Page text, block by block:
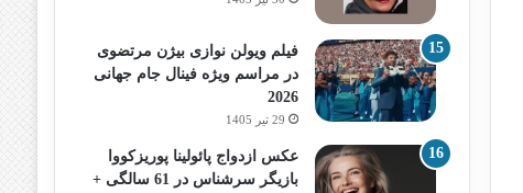
فیلم ویولن نوازی بیژن مرتضوی
در مراسم ویژه فینال جام جهانی
2026
29 تیر 1405
عکس ازدواج پائولینا پوریزکووا
بازیگر سرشناس در 61 سالگی +